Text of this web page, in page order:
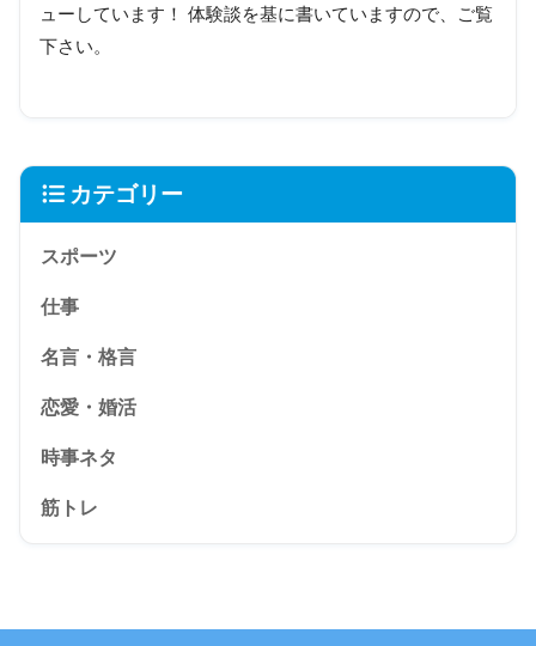
ューしています！ 体験談を基に書いていますので、ご覧
下さい。
カテゴリー
スポーツ
仕事
名言・格言
恋愛・婚活
時事ネタ
筋トレ